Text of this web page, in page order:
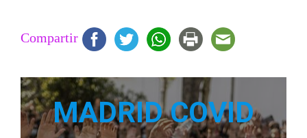
Compartir
MADRID COVID